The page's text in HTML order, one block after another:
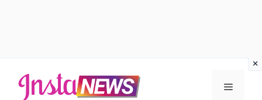
contenuto
Menu